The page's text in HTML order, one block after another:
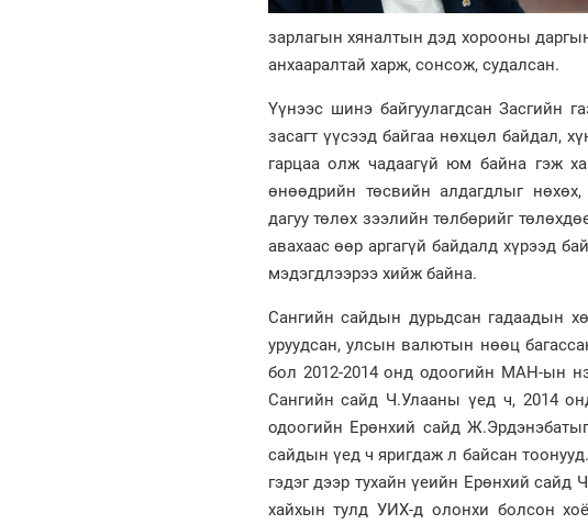
зарлагын хяналтын дэд хорооны
анхааралтай харж, сонсож, судалсан.
Үүнээс шинэ байгуулагдсан Засгийн
засагт үүсээд байгаа нөхцөл байдал,
гарцаа олж чадаагүй юм байна гэж
өнөөдрийн төсвийн алдагдлыг
дагуу төлөх зээлийн төлбөрийг
авахаас өөр аргагүй байдалд хүрээд
мэдэгдлээрээ хийж байна.
Сангийн сайдын дурьдсан гадаадын
уруудсан, улсын валютын нөөц
бол 2012-2014 онд одоогийн МАН-ын
Сангийн сайд Ч.Улааны үед ч, 2014
одоогийн Ерөнхий сайд
сайдын үед ч яригдаж л байсан
гэдэг дээр тухайн үеийн Ерөнхий сайд
хайхын тулд УИХ-д олонхи болсон